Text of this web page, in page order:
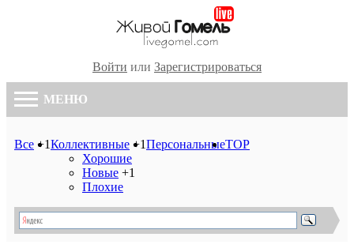
Войти или Зарегистрироваться
МЕНЮ
Все +1Коллективные +1
Хорошие
Новые +1
Плохие
ПерсональныеTOP